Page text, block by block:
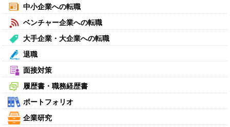
中小企業への転職
ベンチャー企業への転職
大手企業・大企業への転職
退職
面接対策
履歴書・職務経歴書
ポートフォリオ
企業研究